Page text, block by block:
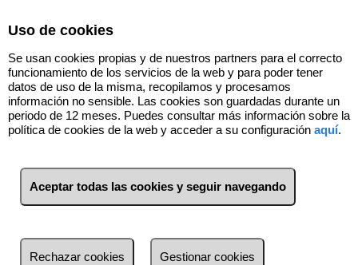
Uso de cookies
Se usan cookies propias y de nuestros partners para el correcto
funcionamiento de los servicios de la web y para poder tener
datos de uso de la misma, recopilamos y procesamos
información no sensible. Las cookies son guardadas durante un
periodo de 12 meses. Puedes consultar más información sobre la
política de cookies de la web y acceder a su configuración aquí.
Aceptar todas las cookies y seguir navegando
Rechazar cookies Gestionar cookies